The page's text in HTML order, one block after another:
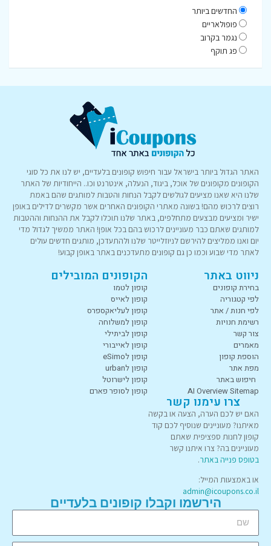
החדשים ביותר
פופולאריים
נגמר בקרוב
פג תוקף
האתר הגדול ביותר בישראל עבור חיפוש קופונים בלעדיים, יש לנו את כל סוגי
הקופונים מקופונים של אוכל, ביגוד, הנעלה, אינטרנט וכו.. הייחודיות של האתר
שלנו היא שאנו מציעים לגולשים לקבל הנחות והטבות למותגים שהם באמת
רוצים לרכוש מהם! בשונה מאתרי הקופונים האחרים אשר מקשרים לדילים באופן
ישיר ומציעים מבצעים מתחלפים, באתר שלנו תוכלו לקבל את ההנחות וההטבות
למותגים שאתם כבר מעוניינים לרכוש בהם בכל אופן! האתר ממשיך לגדול מדי
יום ואנו ממליצים להירשם לניוזלייטר שלנו ולהתעדכן, מותגים חדשים עולים
לאתר מדי שבוע וכמו כן גם קופונים מתעדכנים באתר באופן קבוע!
ניווט באתר
בחירת קופונים
לפי קטגוריה
לפי חנות / אתר
רשימת חנויות
צור קשר
מאמרים
הוספת קופון
מפת אתר
חיפוש באתר
AI Overview Sitemap
הקופונים המובילים
קופון לטמו
קופון לאייס
קופון לעליאקספרס
קופון למשלוחה
קופון לביתילי
קופון לאייבורי
קופון לeSimo
קופון לurban
קופון לישרוטל
קופון לסופר פארם
צרו עימנו קשר
האם יש לכם הערה, הצעה או בקשה
מאיתנו? מעוניינים שנוסיף לכם קוד
קופון לחנות ספציפית שאתם
מעוניינים בה? צרו איתנו קשר
בטופס פנייה באתר.
או באמצעות המייל:
admin@icoupons.co.il
הירשמו וקבלו קופונים בלעדיים